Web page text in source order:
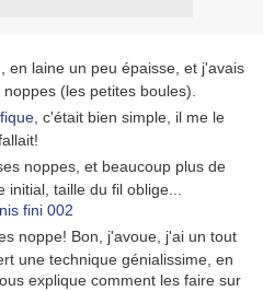
, en laine un peu épaisse, et j'avais
(les petites boules).
, c'était bien simple, il me le
noppes, et beaucoup plus de
taille du fil oblige...
noppe! Bon, j'avoue, j'ai un tout
une technique génialissime, en
explique comment les faire sur